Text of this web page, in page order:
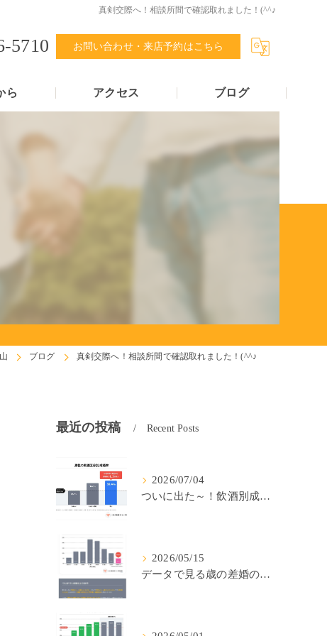
真剣交際へ！相談所間で確認取れました！(^^♪
5710 お問い合わせ・来店予約はこちら
ら アクセス ブログ
ブログ 真剣交際へ！相談所間で確認取れました！(^^♪
最近の投稿 Recent Posts
2026/07/04
ついに出た～！飲酒別成婚率(IBJ)！
2026/05/15
データで見る歳の差婚の確率の低さ。